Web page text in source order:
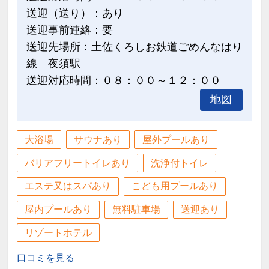
館内大浴場のご案内
市街地にありながら一歩踏み入れると別
世界の寛ぎ空間。
露天には岩風呂とかめ風呂がございま
サウナもございますので日頃のお疲れを
癒してください。
【女湯】
露天には女将厳選の信楽焼天然ラジウム
鉱石のかめ風呂と特徴的なかまくら風
呂、岩風呂には海洋深層水シーバスタイ
ムを使用。
送迎（送り）：あり
送迎事前連絡：要
送迎先場所：土佐くろしお鉄道ごめんなはり
線 夜須駅
送迎対応時間：０８：００～１２：００
地図
大浴場 サウナあり 屋外プールあり
バリアフリートイレあり 洗浄付トイレ
エステ又はスパあり こども用プールあり
屋内プールあり 無料駐車場 送迎あり
リゾートホテル
口コミを見る